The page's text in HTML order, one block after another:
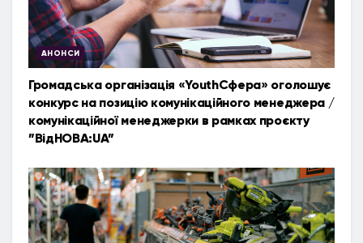
АНОНСИ
Громадська організація «YouthСфера» оголошує
конкурс на позицію комунікаційного менеджера /
комунікаційної менеджерки в рамках проєкту
”ВідНОВА:UA”